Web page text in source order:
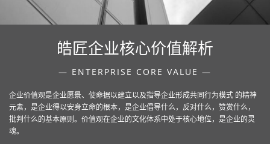
皓匠企业核心价值解析
— ENTERPRISE CORE VALUE —
企业价值观是企业愿景、使命据以建立以及指导企业形成共同行为模式 的精神
元素，是企业得以安身立命的根本，是企业倡导什么，反对什么，赞赏什么，
批判什么的基本原则。价值观在企业的文化体系中处于核心地位，是企业的灵
魂。